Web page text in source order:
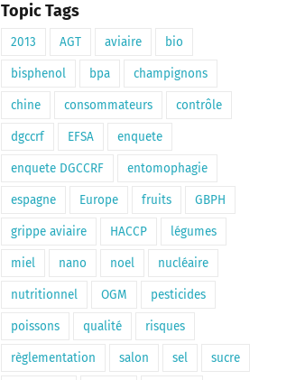
Topic Tags
2013 AGT aviaire bio
bisphenol bpa champignons
chine consommateurs contrôle
dgccrf EFSA enquete
enquete DGCCRF entomophagie
espagne Europe fruits GBPH
grippe aviaire HACCP légumes
miel nano noel nucléaire
nutritionnel OGM pesticides
poissons qualité risques
règlementation salon sel sucre